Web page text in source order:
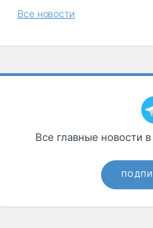
Все новости
Все главные новости